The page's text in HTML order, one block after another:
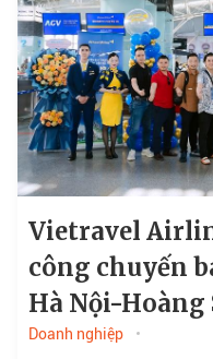
Vietravel
công chuyến
Hà Nội-Hoàng
Doanh nghiệp